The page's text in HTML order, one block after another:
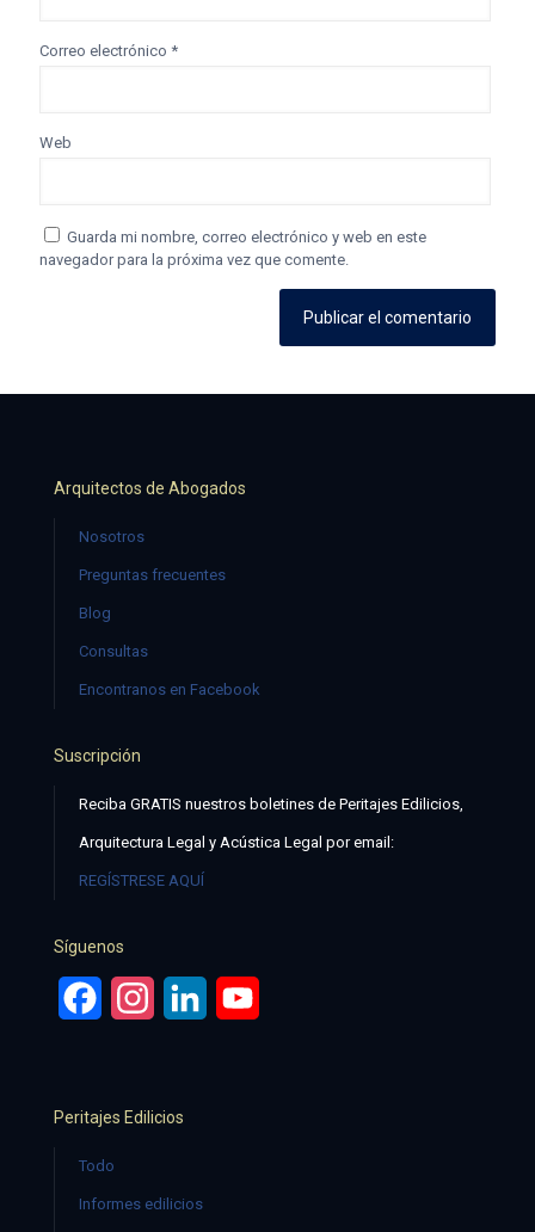
Correo electrónico *
Web
Guarda mi nombre, correo electrónico y web en este
navegador para la próxima vez que comente.
Arquitectos de Abogados
Nosotros
Preguntas frecuentes
Blog
Consultas
Encontranos en Facebook
Suscripción
Reciba GRATIS nuestros boletines de Peritajes Edilicios,
Arquitectura Legal y Acústica Legal por email:
REGÍSTRESE AQUÍ
Síguenos
FacebookInstagramLinkedIn
Peritajes Edilicios
Todo
Informes edilicios